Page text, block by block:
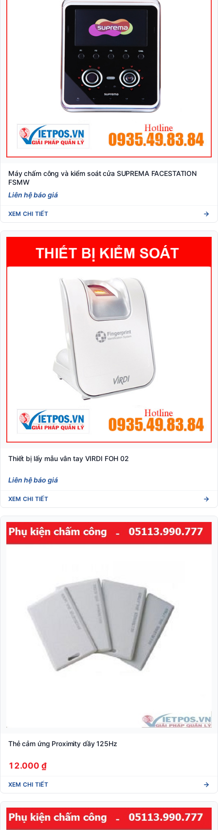
Máy chấm công và kiểm soát cửa SUPREMA FACESTATION
FSMW
Liên hệ báo giá
XEM CHI TIẾT
Thiết bị lấy mẫu vân tay VIRDI FOH 02
Liên hệ báo giá
XEM CHI TIẾT
Thẻ cảm ứng Proximity dầy 125Hz
12.000 ₫
XEM CHI TIẾT